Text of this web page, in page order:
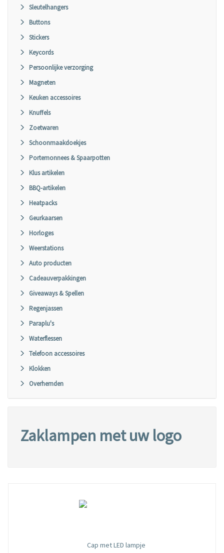
Sleutelhangers
Buttons
Stickers
Keycords
Persoonlijke verzorging
Magneten
Keuken accessoires
Knuffels
Zoetwaren
Schoonmaakdoekjes
Portemonnees & Spaarpotten
Klus artikelen
BBQ-artikelen
Heatpacks
Geurkaarsen
Horloges
Weerstations
Auto producten
Cadeauverpakkingen
Giveaways & Spellen
Regenjassen
Paraplu's
Waterflessen
Telefoon accessoires
Klokken
Overhemden
Zaklampen met uw logo